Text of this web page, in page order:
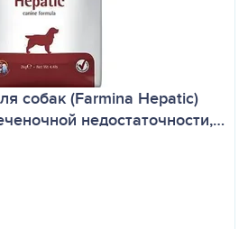
собак (Farmina Hepatic)
недостаточности,…